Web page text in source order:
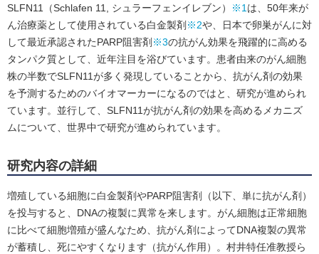
SLFN11（Schlafen 11, シュラーフェンイレブン） ※1 は、50年来が
ん治療薬として使用されている白金製剤 ※2や、日本で卵巣がんに対
して最近承認されたPARP阻害剤 ※3の抗がん効果を飛躍的に高める
タンパク質として、近年注目を浴びています。患者由来のがん細胞
株の半数でSLFN11が多く発現していることから、抗がん剤の効果
を予測するためのバイオマーカーになるのではと、研究が進められ
ています。並行して、SLFN11が抗がん剤の効果を高めるメカニズ
ムについて、世界中で研究が進められています。
研究内容の詳細
増殖している細胞に白金製剤やPARP阻害剤（以下、単に抗がん剤）
を投与すると、DNAの複製に異常を来します。がん細胞は正常細胞
に比べて細胞増殖が盛んなため、抗がん剤によってDNA複製の異常
が蓄積し、死にやすくなります（抗がん作用）。村井特任准教授ら